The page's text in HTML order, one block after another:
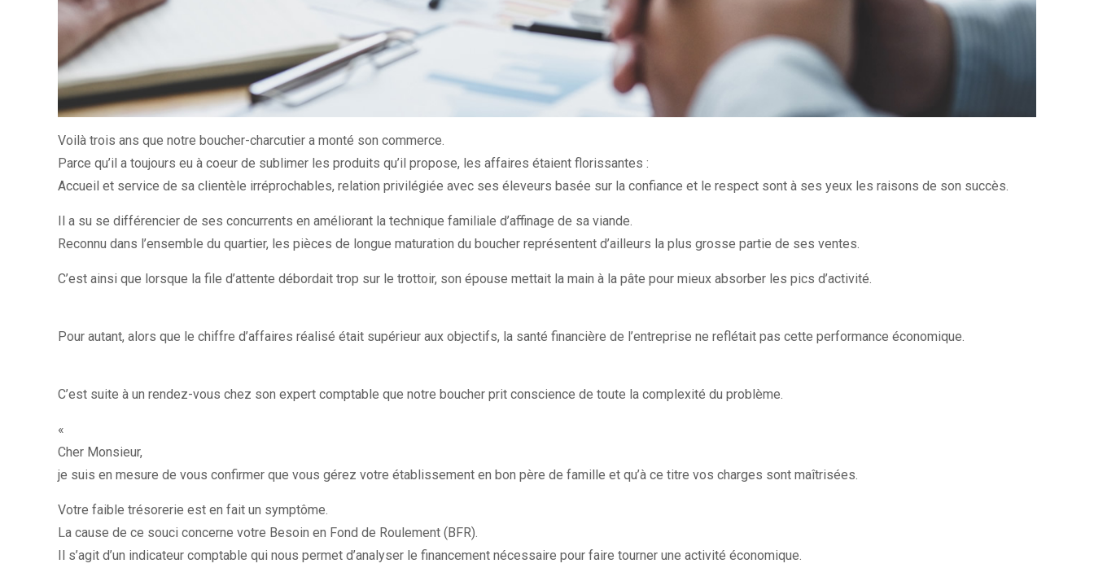
Voilà trois ans que notre boucher-charcutier a monté son commerce.
Parce qu’il a toujours eu à coeur de sublimer les produits qu’il propose, les affaires étaient florissantes :
Accueil et service de sa clientèle irréprochables, relation privilégiée avec ses éleveurs basée sur la confiance et le respect sont à ses yeux les raisons de son succès.
Il a su se différencier de ses concurrents en améliorant la technique familiale d’affinage de sa viande.
Reconnu dans l’ensemble du quartier, les pièces de longue maturation du boucher représentent d’ailleurs la plus grosse partie de ses ventes.
C’est ainsi que lorsque la file d’attente débordait trop sur le trottoir, son épouse mettait la main à la pâte pour mieux absorber les pics d’activité.
Pour autant, alors que le chiffre d’affaires réalisé était supérieur aux objectifs, la santé financière de l’entreprise ne reflétait pas cette performance économique.
C’est suite à un rendez-vous chez son expert comptable que notre boucher prit conscience de toute la complexité du problème.
«
Cher Monsieur,
je suis en mesure de vous confirmer que vous gérez votre établissement en bon père de famille et qu’à ce titre vos charges sont maîtrisées.
Votre faible trésorerie est en fait un symptôme.
La cause de ce souci concerne votre Besoin en Fond de Roulement (BFR).
Il s’agit d’un indicateur comptable qui nous permet d’analyser le financement nécessaire pour faire tourner une activité économique.